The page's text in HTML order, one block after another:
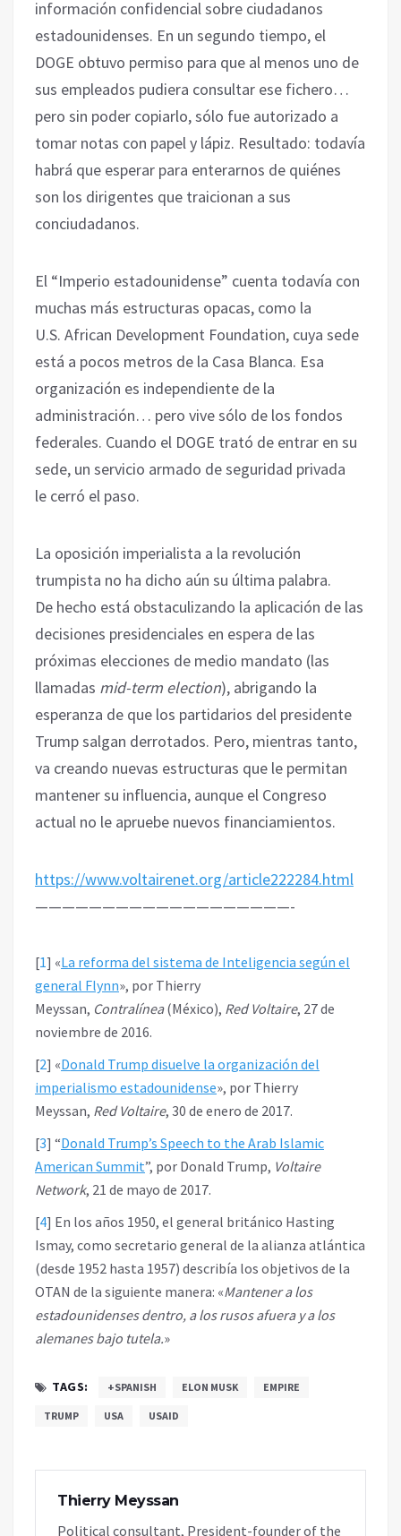
información confidencial sobre ciudadanos
estadounidenses. En un segundo tiempo, el
DOGE obtuvo permiso para que al menos uno de
sus empleados pudiera consultar ese fichero…
pero sin poder copiarlo, sólo fue autorizado a
tomar notas con papel y lápiz. Resultado: todavía
habrá que esperar para enterarnos de quiénes
son los dirigentes que traicionan a sus
conciudadanos.
El “Imperio estadounidense” cuenta todavía con
muchas más estructuras opacas, como la
U.S. African Development Foundation, cuya sede
está a pocos metros de la Casa Blanca. Esa
organización es independiente de la
administración… pero vive sólo de los fondos
federales. Cuando el DOGE trató de entrar en su
sede, un servicio armado de seguridad privada
le cerró el paso.
La oposición imperialista a la revolución
trumpista no ha dicho aún su última palabra.
De hecho está obstaculizando la aplicación de las
decisiones presidenciales en espera de las
próximas elecciones de medio mandato (las
llamadas mid-term election), abrigando la
esperanza de que los partidarios del presidente
Trump salgan derrotados. Pero, mientras tanto,
va creando nuevas estructuras que le permitan
mantener su influencia, aunque el Congreso
actual no le apruebe nuevos financiamientos.
https://www.voltairenet.org/article222284.html
———————————————————-
[1] «La reforma del sistema de Inteligencia según el
general Flynn», por Thierry
Meyssan, Contralínea(México), Red Voltaire, 27 de
noviembre de 2016.
[2] «Donald Trump disuelve la organización del
imperialismo estadounidense», por Thierry
Meyssan, Red Voltaire, 30 de enero de 2017.
[3] “Donald Trump’s Speech to the Arab Islamic
American Summit”, por Donald Trump, Voltaire
Network, 21 de mayo de 2017.
[4] En los años 1950, el general británico Hasting
Ismay, como secretario general de la alianza atlántica
(desde 1952 hasta 1957) describía los objetivos de la
OTAN de la siguiente manera: «Mantener a los
estadounidenses dentro, a los rusos afuera y a los
alemanes bajo tutela.»
TAGS: +SPANISH ELON MUSK EMPIRE
TRUMP USA USAID
Thierry Meyssan
Political consultant, President-founder of the